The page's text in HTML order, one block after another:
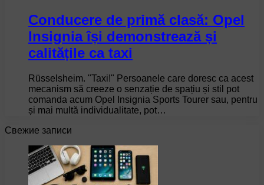
Conducere de primă clasă: Opel
Insignia își demonstrează și
calitățile ca taxi
Rüsselsheim. "Taxi!" Persoanele care doresc ca acest
mecanism să creeze o senzație de spațiu și stil pot
comanda acum Opel Insignia Sports Tourer sau, pentru
și mai multă individualitate, pot…
Свежие записи